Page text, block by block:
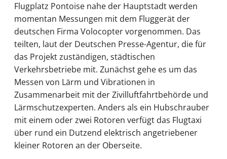
Flugplatz Pontoise nahe der Hauptstadt werden
momentan Messungen mit dem Fluggerät der
deutschen Firma Volocopter vorgenommen. Das
teilten, laut der Deutschen Presse-Agentur, die für
das Projekt zuständigen, städtischen
Verkehrsbetriebe mit. Zunächst gehe es um das
Messen von Lärm und Vibrationen in
Zusammenarbeit mit der Zivilluftfahrtbehörde und
Lärmschutzexperten. Anders als ein Hubschrauber
mit einem oder zwei Rotoren verfügt das Flugtaxi
über rund ein Dutzend elektrisch angetriebener
kleiner Rotoren an der Oberseite.